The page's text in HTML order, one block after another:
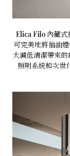
Elica Filo 內藏式
可完美地將抽油
大減低清潔帶來
照明系統和次世